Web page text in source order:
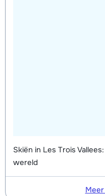
Skiën in Les Trois
wereld